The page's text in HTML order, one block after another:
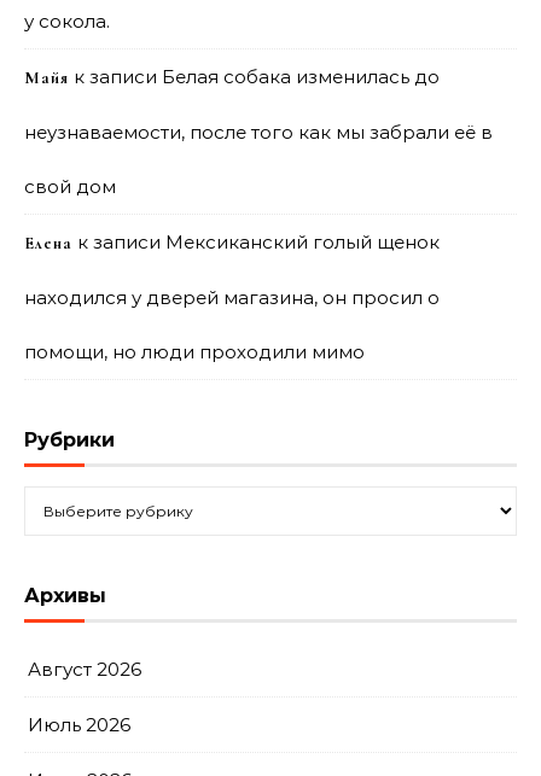
у сокола.
Майя к записи Белая собака изменилась до
неузнаваемости, после того как мы забрали её в
свой дом
Елена к записи Мексиканский голый щенок
находился у дверей магазина, он просил о
помощи, но люди проходили мимо
Рубрики
Архивы
Август 2026
Июль 2026